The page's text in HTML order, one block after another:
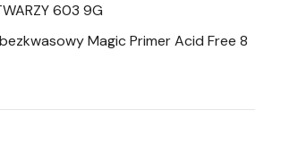
603 9G
Magic Primer Acid Free 8